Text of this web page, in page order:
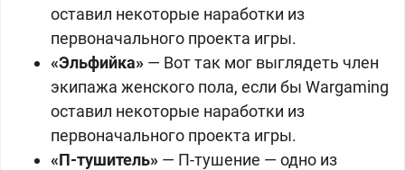
оставил некоторые наработки из
первоначального проекта игры.
«Эльфийка» — Вот так мог выглядеть член
экипажа женского пола, если бы Wargaming
оставил некоторые наработки из
первоначального проекта игры.
«П-тушитель» — П-тушение — одно из